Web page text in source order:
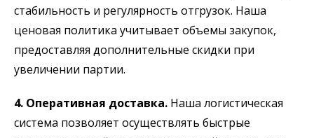
стабильность и регулярность отгрузок. Наша
ценовая политика учитывает объемы закупок,
предоставляя дополнительные скидки при
увеличении партии.
4. Оперативная доставка. Наша логистическая
система позволяет осуществлять быстрые